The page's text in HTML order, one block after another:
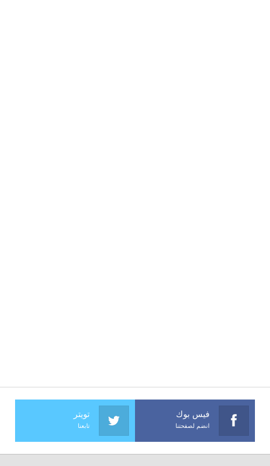
فيس بوك
انضم لصفحتنا
تويتر
تابعنا